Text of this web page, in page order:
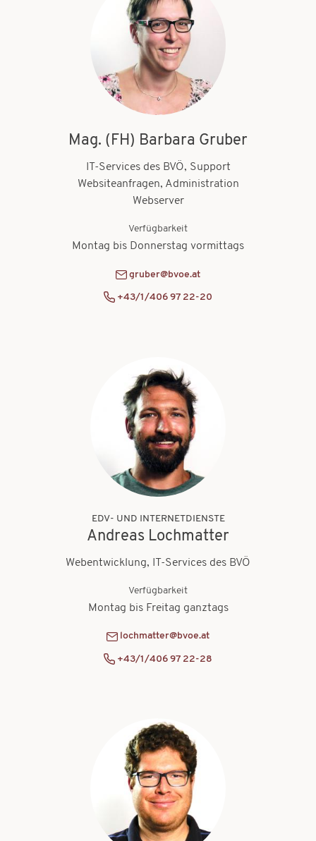
Mag. (FH) Barbara Gruber
IT-Services des BVÖ, Support
Websiteanfragen, Administration
Webserver
Verfügbarkeit
Montag bis Donnerstag vormittags
gruber@bvoe.at
+43/1/406 97 22-20
EDV- UND INTERNETDIENSTE
Andreas Lochmatter
Webentwicklung, IT-Services des BVÖ
Verfügbarkeit
Montag bis Freitag ganztags
lochmatter@bvoe.at
+43/1/406 97 22-28